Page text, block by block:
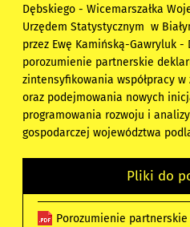
Dębskiego - Wicemarszałka
Urzędem Statystycznym w
przez Ewę Kamińską-Gawryluk
porozumienie partnerskie
zintensyfikowania współpracy
oraz podejmowania nowych
programowania rozwoju i
gospodarczej województwa
Pliki do
Porozumienie